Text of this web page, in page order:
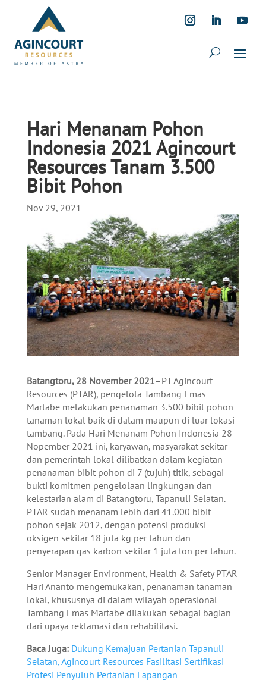
Hari Menanam Pohon
Indonesia 2021 Agincourt
Resources Tanam 3.500
Bibit Pohon
Nov 29, 2021
Batangtoru, 28 November 2021–PT Agincourt
Resources (PTAR), pengelola Tambang Emas
Martabe melakukan penanaman 3.500 bibit pohon
tanaman lokal baik di dalam maupun di luar lokasi
tambang. Pada Hari Menanam Pohon Indonesia 28
Nopember 2021 ini, karyawan, masyarakat sekitar
dan pemerintah lokal dilibatkan dalam kegiatan
penanaman bibit pohon di 7 (tujuh) titik, sebagai
bukti komitmen pengelolaan lingkungan dan
kelestarian alam di Batangtoru, Tapanuli Selatan.
PTAR sudah menanam lebih dari 41.000 bibit
pohon sejak 2012, dengan potensi produksi
oksigen sekitar 18 juta kg per tahun dan
penyerapan gas karbon sekitar 1 juta ton per tahun.
Senior Manager Environment, Health & Safety PTAR
Hari Ananto mengemukakan, penanaman tanaman
lokal, khususnya di dalam wilayah operasional
Tambang Emas Martabe dilakukan sebagai bagian
dari upaya reklamasi dan rehabilitasi.
Baca Juga: Dukung Kemajuan Pertanian Tapanuli
Selatan, Agincourt Resources Fasilitasi Sertifikasi
Profesi Penyuluh Pertanian Lapangan